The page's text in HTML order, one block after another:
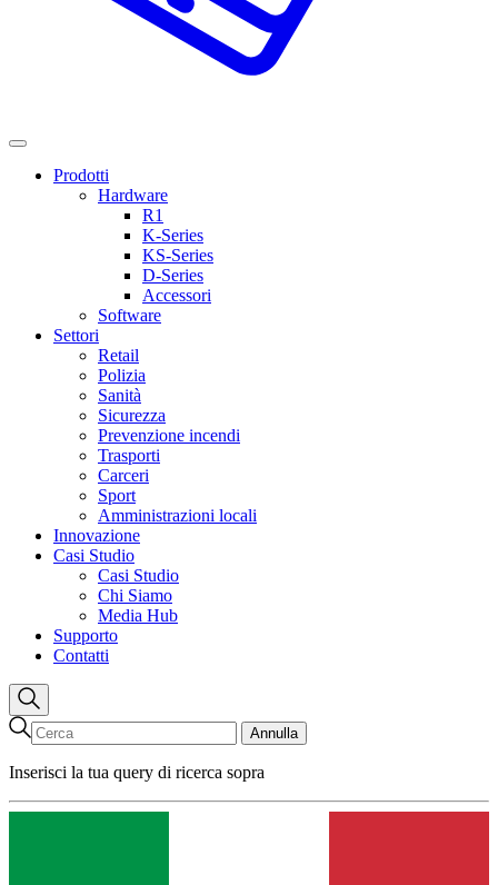
Prodotti
Hardware
R1
K-Series
KS-Series
D-Series
Accessori
Software
Settori
Retail
Polizia
Sanità
Sicurezza
Prevenzione incendi
Trasporti
Carceri
Sport
Amministrazioni locali
Innovazione
Casi Studio
Casi Studio
Chi Siamo
Media Hub
Supporto
Contatti
Annulla
Inserisci la tua query di ricerca sopra